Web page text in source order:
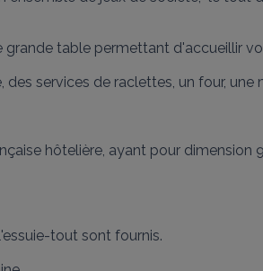
table permettant d'accueillir
services de raclettes, un four, une
hôtelière, ayant pour
tout sont fournis.